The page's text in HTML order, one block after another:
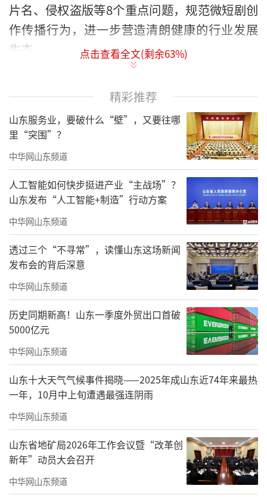
片名、侵权盗版等8个重点问题，规范微短剧创
作传播行为，进一步营造清朗健康的行业发展
生态。
对于营造微短剧行业良好内容生态具有重要意
义。各省级广电行政主管部门要切实履行属地
管理责任，建立巡查与抽查机制，对辖区内平
台和制作机构实行全周期、动态化监管；相关
平台和制作机构要认真落实主体责任，积极主
动开展全面排查，对发现的问题内容即查即
改、处置到位。在扎实开展专项治理的同时，
深入实施“微短剧精品创作传播‘五个一批工
程’”，着力提升微短剧创作质量。专项治理
结束后，广电总局将及时总结经验，开展常态
化监测监管，制定完善法规制度，进一步营造
良好网络视听环境。
（来源：国家广播电视总局微信公众号）
责任编辑：王晓晖
点击查看全文(剩余63%)
精彩推荐
山东服务业，要破什么“壁”，又要往哪
里“突围”？
中华网山东频道
人工智能如何快步挺进产业“主战场”？
山东发布“人工智能+制造”行动方案
中华网山东频道
透过三个“不寻常”，读懂山东这场新闻
发布会的背后深意
中华网山东频道
历史同期新高！山东一季度外贸出口首破
5000亿元
中华网山东频道
山东十大天气气候事件揭晓——2025年成山东近74年来最热
一年，10月中上旬遭遇最强连阴雨
中华网山东频道
山东省地矿局2026年工作会议暨“改革创
新年”动员大会召开
中华网山东频道